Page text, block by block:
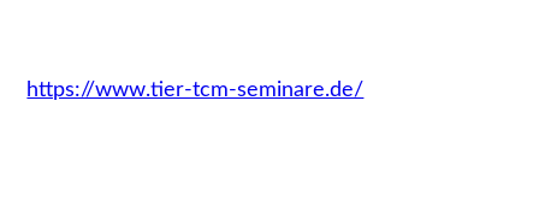
https://www.tier-tcm-seminare.de/